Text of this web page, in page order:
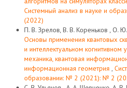
Системный анализ в науке и
(2022)
П. В. Зрелов, В. В. Кореньков , О.
Основы применения квантовых
и интеллектуальном когнитивном
механика, квантовая
информационная геометрия ,
образовании: № 2 (2021): № 2